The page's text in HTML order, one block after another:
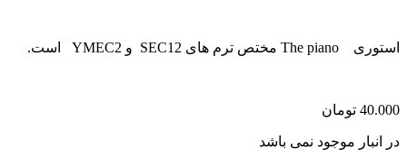
استوری The piano مختص ترم های SEC12 و YMEC2 است.
40.000 تومان
در انبار موجود نمی باشد